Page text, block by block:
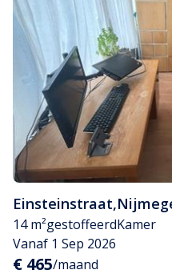
Einsteinstraat,
14 m²gestoffeerdKamer
Vanaf 1 Sep 2026
€ 465/maand